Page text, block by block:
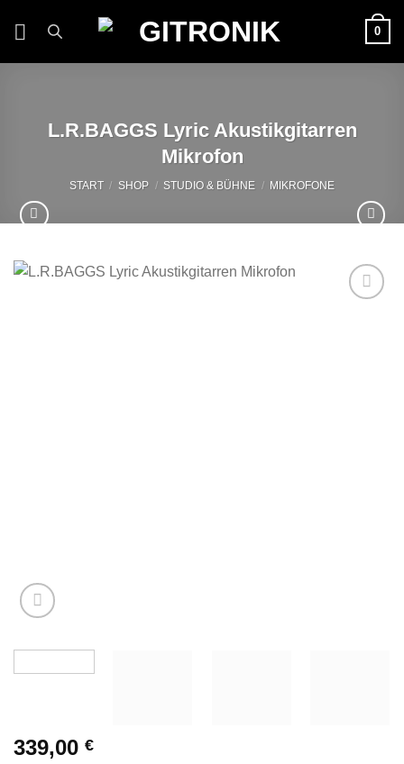
0
L.R.BAGGS Lyric Akustikgitarren
Mikrofon
START / SHOP / STUDIO & BÜHNE / MIKROFONE
339,00 €